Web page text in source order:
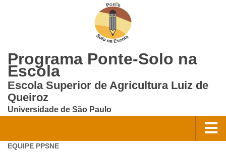
Programa Ponte-Solo na
Escola
Escola Superior de Agricultura Luiz de
Queiroz
Universidade de São Paulo
Home
EQUIPE PPSNE